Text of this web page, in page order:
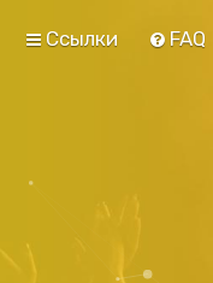
Ссылки FAQ